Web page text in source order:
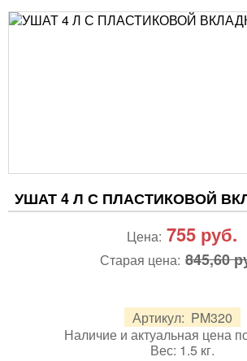
УШАТ 4 Л С ПЛАСТИКОВОЙ
Артикул: PM320
Наличие и актуальная цена
Вес: 1.5 кг.
Цена: 755 руб.
Старая цена: 845,60